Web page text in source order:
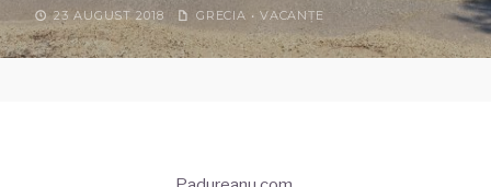
23 AUGUST 2018 GRECIA • VACANȚE